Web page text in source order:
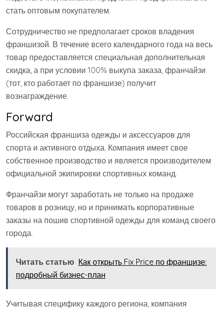
стать оптовым покупателем.
Сотрудничество не предполагает сроков владения
франшизой. В течение всего календарного года на весь
товар предоставляется специальная дополнительная
скидка, а при условии 100% выкупа заказа, франчайзи
(тот, кто работает по франшизе) получит
вознаграждение.
Forward
Российская франшиза одежды и аксессуаров для
спорта и активного отдыха. Компания имеет свое
собственное производство и является производителем
официальной экипировки спортивных команд.
Франчайзи могут заработать не только на продаже
товаров в розницу, но и принимать корпоративные
заказы на пошив спортивной одежды для команд своего
города.
Читать статью Как открыть Fix Price по франшизе:
подробный бизнес-план
Учитывая специфику каждого региона, компания